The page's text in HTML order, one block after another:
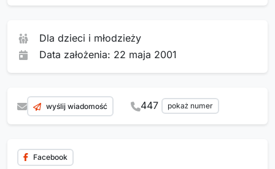
Dla dzieci i młodzieży
Data założenia: 22 maja 2001
wyślij wiadomość 447 pokaż numer
Facebook